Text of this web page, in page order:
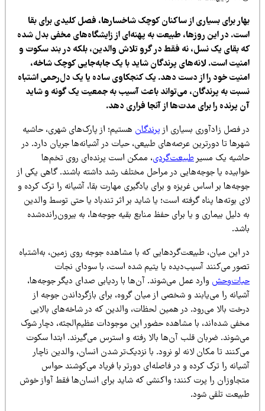
برای بسیاری از ساکنان کوچک شاخسارها، فصل کلیدی برای بقا
در این روزها، طبیعت به پهنه‌ای از زایشگاه‌های مخفی بدل شده
بقای یک نسل، نه فقط در گرو تلاش والدین، بلکه در بند سکوت و
است. لانه‌های پرندگان شاید با یک جابه‌جایی کوچک شاخه،
خود را از دست دهد. یک کنجکاوی ساده یا یک دل‌رحمی اشتباه
به پرندگان، می‌تواند باعث آسیب به جمعیت یک گونه و شاید
پرنده را برای مدت‌ها از آنجا فراری دهد.
فصل زادآوری بسیاری ازپرندگانهستیم؛ از پارک‌های شهری، حاشیه
تا دورترین عرصه‌های طبیعی، حیات در آشیانه‌ها جریان دارد. در
یک مسیر طبیعت‌گردی، ممکن است پرنده‌ای روی تخم‌ها
یا جوجه‌هایی در مراحل مختلف رشد داشته باشند. گاهی یکی از
بر اساس غریزه و برای یادگیری مهارت بقا، آشیانه را ترک کرده و
بوته‌ها پناه گرفته است؛ یا شاید بر اثر تندباد یا حتی توسط والدین
دلیل بیماری و یا برای حفظ منابع بقیه جوجه‌ها، به بیرون‌رانده‌شده
این میان، طبیعت‌گردهایی که با مشاهده جوجه روی زمین، به‌اشتباه
می‌کنند آسیب‌دیده یا یتیم شده است، با سودای نجات
وارد عمل می‌شوند. آن‌ها با ردیابی صدای دیگر جوجه‌ها،
را می‌یابند و شخصی از میان گروه، برای بازگرداندن جوجه از
بالا می‌رود. در همین لحظات، والدین که در شاخه‌های بالایی
شده‌اند، با مشاهده حضور این موجودات عظیم‌الجثه، دچار شوک
ضربان قلب آن‌ها بالا رفته و استرس می‌گیرند. ابتدا سکوت
تا مکان لانه لو نرود. با نزدیک‌تر شدن انسان، والدین ناچار
را ترک کرده و در فاصله‌ای دورتر با فریاد می‌کوشند حواس
را پرت کنند؛ واکنشی که شاید برای انسان‌ها فقط آواز خوش
تلقی شود.